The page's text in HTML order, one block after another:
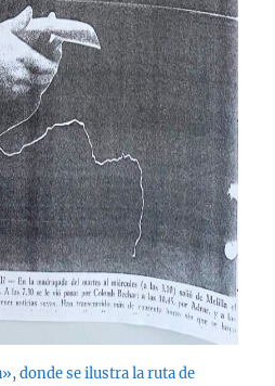
donde se ilustra la ruta de